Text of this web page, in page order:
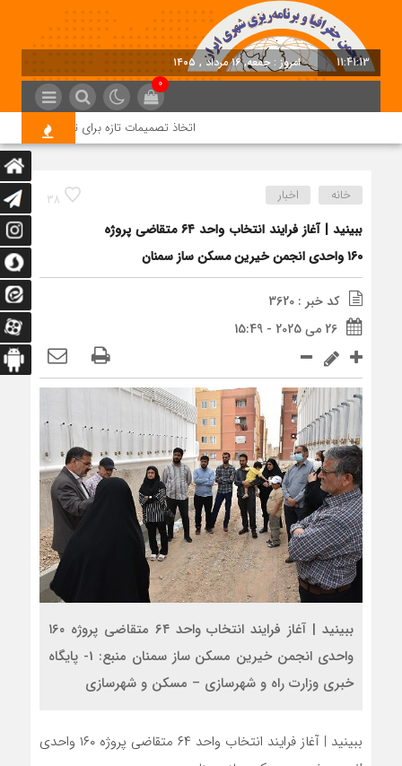
11:41:13 امروز : جمعه, ۱۶ مرداد , ۱۴۰۵
0
اتخاذ تصمیمات تازه برای تسریع در روند
38 خانه اخبار
ببینید | آغاز فرایند انتخاب واحد ۶۴ متقاضی پروژه
۱۶۰ واحدی انجمن خیرین مسکن ساز سمنان
کد خبر : 3620
26 می 2025 - 15:49
ببینید | آغاز فرایند انتخاب واحد ۶۴ متقاضی پروژه ۱۶۰
واحدی انجمن خیرین مسکن ساز سمنان منبع: 1- پایگاه
خبری وزارت راه و شهرسازی – مسکن و شهرسازی
ببینید | آغاز فرایند انتخاب واحد ۶۴ متقاضی پروژه ۱۶۰ واحدی